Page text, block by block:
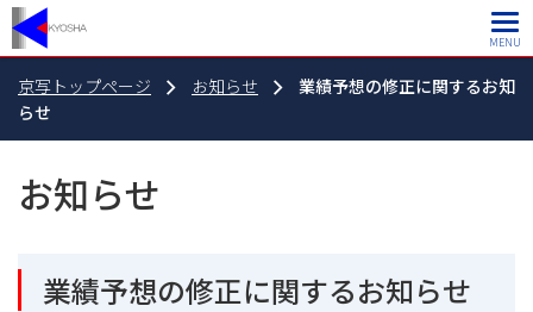
京写トップページ お知らせ
業績予想の修正に関するお知
らせ
お知らせ
業績予想の修正に関するお知らせ
MENU